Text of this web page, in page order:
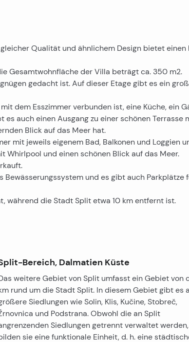
Qualität und ähnlichem Design bietet einen
Gesamtwohnfläche der Villa beträgt ca. 350 m2.
gedacht ist. Auf dieser Etage gibt es ein
dem Esszimmer verbunden ist, eine Küche, ein
auch einen Ausgang zu einer schönen Terrasse
Blick auf das Meer hat.
mit jeweils eigenem Bad, Balkonen und Loggien
Whirlpool und einen schönen Blick auf das Meer.
und es gibt auch Parkplätze
während die Stadt Split etwa 10 km entfernt ist.
Bereich, Dalmatien Küste
weitere Gebiet von Split umfasst ein Gebiet von
rund um die Stadt Split. In diesem Gebiet gibt es
Siedlungen wie Solin, Klis, Kučine, Stobreč,
und Podstrana. Obwohl die an Split
Siedlungen getrennt verwaltet werden,
sie eine funktionale Einheit, d. h. eine